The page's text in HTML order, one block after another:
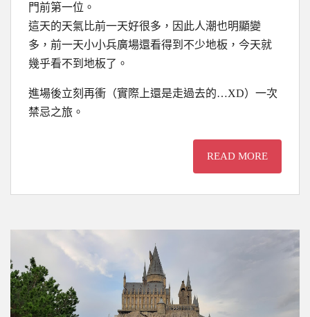
門前第一位。
這天的天氣比前一天好很多，因此人潮也明顯變
多，前一天小小兵廣場還看得到不少地板，今天就
幾乎看不到地板了。
進場後立刻再衝（實際上還是走過去的…XD）一次
禁忌之旅。
READ MORE